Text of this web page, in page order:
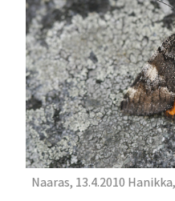
Naaras, 13.4.2010